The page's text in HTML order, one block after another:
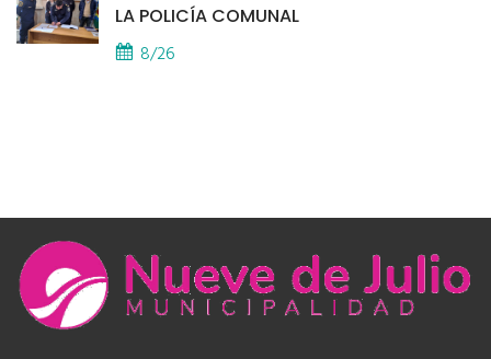
LA POLICÍA COMUNAL
8/26